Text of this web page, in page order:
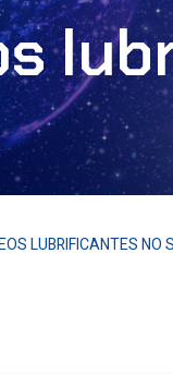
LUBRIFICANTES NO